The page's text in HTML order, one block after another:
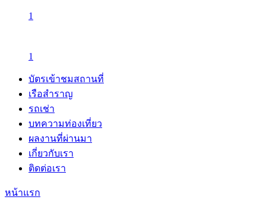
1
1
บัตรเข้าชมสถานที่
เรือสำราญ
รถเช่า
บทความท่องเที่ยว
ผลงานที่ผ่านมา
เกี่ยวกับเรา
ติดต่อเรา
หน้าแรก